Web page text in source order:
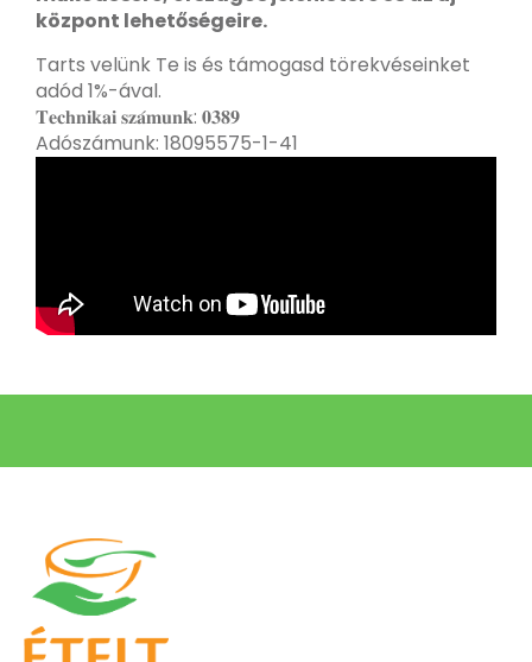
központ lehetőségeire.
Tarts velünk Te is és támogasd törekvéseinket
adód 1%-ával.
𝐓𝐞𝐜𝐡𝐧𝐢𝐤𝐚𝐢 𝐬𝐳𝐚́𝐦𝐮𝐧𝐤: 𝟎𝟑𝟖𝟗
Adószámunk: 18095575-1-41